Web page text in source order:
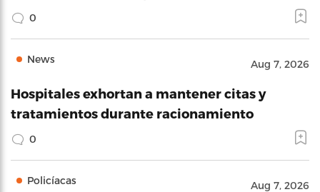
0
News Aug 7, 2026
Hospitales exhortan a mantener citas y
tratamientos durante racionamiento
0
Policíacas Aug 7, 2026